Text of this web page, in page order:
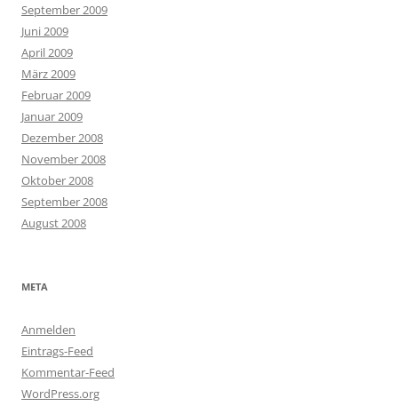
September 2009
Juni 2009
April 2009
März 2009
Februar 2009
Januar 2009
Dezember 2008
November 2008
Oktober 2008
September 2008
August 2008
META
Anmelden
Eintrags-Feed
Kommentar-Feed
WordPress.org